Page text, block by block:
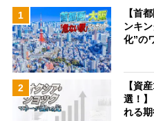
1
【首
ンキ
化”の
2
【資
選！
れる